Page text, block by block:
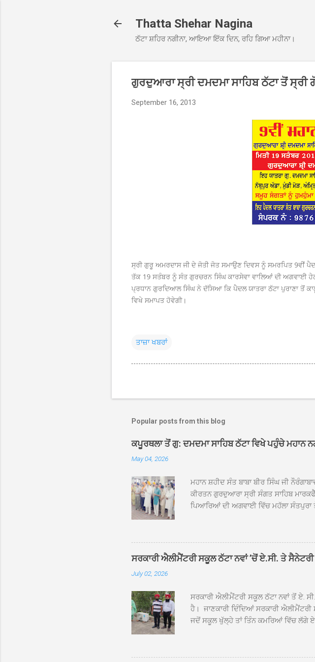
Thatta Shehar Nagina
ਠੱਟਾ ਸ਼ਹਿਰ ਨਗੀਨਾ, ਆਇਆ ਇੱਕ ਦਿਨ, ਰਹਿ ਗਿਆ ਮਹੀਨਾ।
ਗੁਰਦੁਆਰਾ ਸ੍ਰੀ ਦਮਦਮਾ ਸਾਹਿਬ ਠੱਟਾ ਤੋਂ ਸ੍ਰੀ
September 16, 2013
ਸ੍ਰੀ ਗੁਰੂ ਅਮਰਦਾਸ ਜੀ ਦੇ ਜੋਤੀ ਜੋਤ ਸਮਾਉਣ ਦਿਵਸ ਨੂੰ ਸਮਰਪਿਤ 9ਵੀਂ
ਤੱਕ 19 ਸਤੰਬਰ ਨੂੰ ਸੰਤ ਗੁਰਚਰਨ ਸਿੰਘ ਕਾਰਸੇਵਾ ਵਾਲਿਆਂ ਦੀ ਅਗਵਾਈ
ਪ੍ਰਧਾਨ ਗੁਰਦਿਆਲ ਸਿੰਘ ਨੇ ਦੱਸਿਆ ਕਿ ਪੈਦਲ ਯਾਤਰਾ ਠੱਟਾ ਪੁਰਾਣਾ ਤੋਂ
ਵਿਖੇ ਸਮਾਪਤ ਹੋਵੇਗੀ।
ਤਾਜ਼ਾ ਖਬਰਾਂ
Popular posts from this blog
ਕਪੂਰਥਲਾ ਤੋਂ ਗੁ: ਦਮਦਮਾ ਸਾਹਿਬ ਠੱਟਾ ਵਿਖੇ ਪਹੁੰਚੇ ਮਹਾਨ
May 04, 2026
ਮਹਾਨ ਸ਼ਹੀਦ ਸੰਤ ਬਾਬਾ ਬੀਰ ਸਿੰਘ ਜੀ
ਕੀਰਤਨ ਗੁਰਦੁਆਰਾ ਸ੍ਰੀ ਸੰਗਤ ਸਾਹਿਬ
ਪਿਆਰਿਆਂ ਦੀ ਅਗਵਾਈ ਵਿੱਚ ਮਹੱਲਾ ਸੰਤਪੁਰਾ
ਦਮਦਮਾ ਸਾਹਿਬ ਠੱਟਾ ਵਿਖੇ ਪਹੁੰਚਿਆ। ਨਗਰ
ਸੰਤ ਬਾਬਾ ਹਰਜੀਤ ਸਿੰਘ ਤੇ ਇਲਾਕੇ ਦੀਆਂ
ਦਮਦਮਾ ਸਾਹਿਬ ਠੱਟਾ ਵਿਖੇ ਨਗਰ ਕੀਰਤਨ ਦੇ
ਪ੍ਰਬੰਧਕਾਂ ਦਾ ਗੁਰਦੁਆਰਾ ਦਮਦਮਾ ਸਾਹਿਬ
ਸਰਕਾਰੀ ਐਲੀਮੈਂਟਰੀ ਸਕੂਲ ਠੱਟਾ ਨਵਾਂ ’ਚੋਂ ਏ.ਸੀ. ਤੇ ਸੈਨੇਟਰੀ
July 02, 2026
ਸਰਕਾਰੀ ਐਲੀਮੈਂਟਰੀ ਸਕੂਲ ਠੱਟਾ ਨਵਾਂ ਤੋਂ ਏ.
ਹੈ। ਜਾਣਕਾਰੀ ਦਿੰਦਿਆਂ ਸਰਕਾਰੀ
ਜਦੋਂ ਸਕੂਲ ਖੁੱਲ੍ਹੇ ਤਾਂ ਤਿੰਨ ਕਮਰਿਆਂ ਵਿੱਚ ਲੱਗੇ
ਹੋਈਆਂ ਸਨ। ਉਨ੍ਹਾਂ ਦੱਸਿਆ ਕਿ ਉਹ ਛੁੱਟੀਆਂ
20 ਤੋਂ 30 ਜੂਨ ਵਿਚਕਾਰ ਹੋਈ ਜਾਪਦੀ ਹੈ।